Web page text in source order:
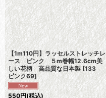
【1m110円】ラッセルストレッチレ
ース ピンク ５m巻幅12.6cm美
しい花柄 高品質な日本製 [133
ピンク69]
550円(税込)